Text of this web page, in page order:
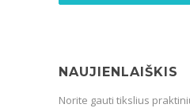
NAUJIENLAIŠKIS
Norite gauti tikslius